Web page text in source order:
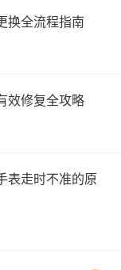
换全流程指南
效修复全攻略
表走时不准的原